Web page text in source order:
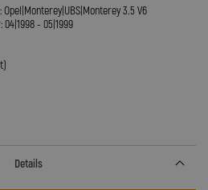
3.5 V6
- 05|1999
Details